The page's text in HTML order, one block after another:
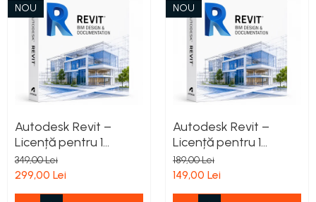
NOU
Autodesk Revit –
Licență pentru 1
Utilizator –
Valabilitate 3 ani
349,00 Lei
299,00 Lei
NOU
Autodesk Revit –
Licență pentru 1
Utilizator –
Valabilitate 1 an
189,00 Lei
149,00 Lei